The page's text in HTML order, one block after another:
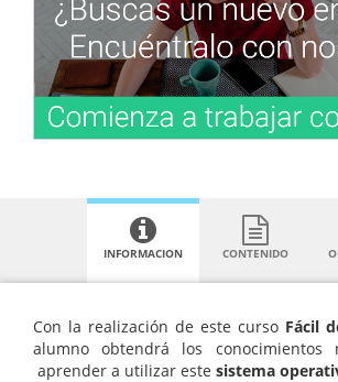
INFORMACION CONTENIDO
Con la realización de este curso Fácil
alumno obtendrá los conocimientos
aprender a utilizar este sistema